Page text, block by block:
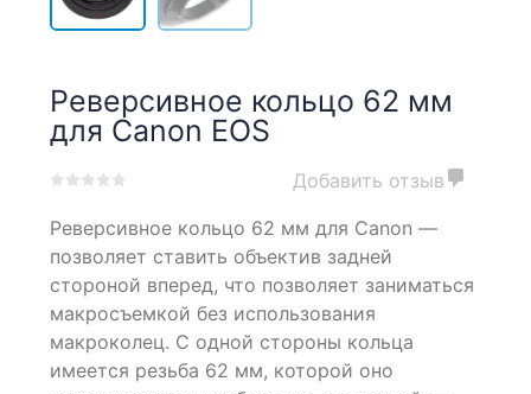
Реверсивное кольцо 62 мм
для Canon EOS
out
on
customer
ratings
Добавить отзыв
Реверсивное кольцо 62 мм для Canon —
позволяет ставить объектив задней
стороной вперед, что позволяет заниматься
макросъемкой без использования
макроколец. С одной стороны кольца
имеется резьба 62 мм, которой оно